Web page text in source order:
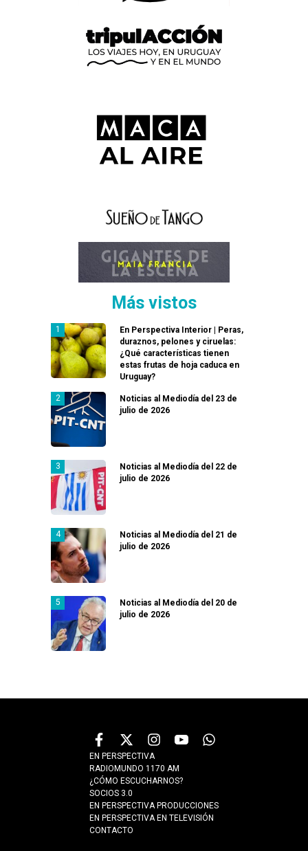
Más vistos
En Perspectiva Interior | Peras,
duraznos, pelones y ciruelas:
¿Qué características tienen
estas frutas de hoja caduca en
Uruguay?
Noticias al Mediodía del 23 de
julio de 2026
Noticias al Mediodía del 22 de
julio de 2026
Noticias al Mediodía del 21 de
julio de 2026
Noticias al Mediodía del 20 de
julio de 2026
EN PERSPECTIVA
RADIOMUNDO 1170 AM
¿CÓMO ESCUCHARNOS?
SOCIOS 3.0
EN PERSPECTIVA PRODUCCIONES
EN PERSPECTIVA EN TELEVISIÓN
CONTACTO